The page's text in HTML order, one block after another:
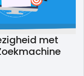
met